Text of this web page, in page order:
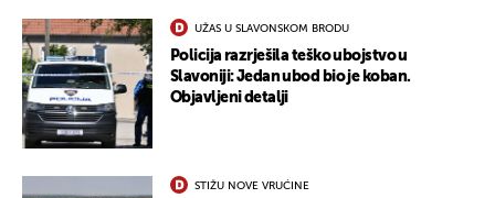
UŽAS U SLAVONSKOM BRODU
Policija razrješila teško ubojstvo u
Slavoniji: Jedan ubod bio je koban.
Objavljeni detalji
STIŽU NOVE VRUĆINE